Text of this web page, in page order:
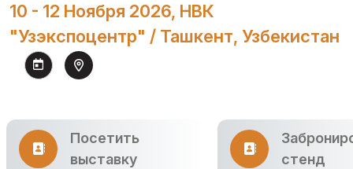
10 - 12 Ноября 2026, НВК
"Узэкспоцентр" / Ташкент, Узбекистан
Посетить
выставку
стенд